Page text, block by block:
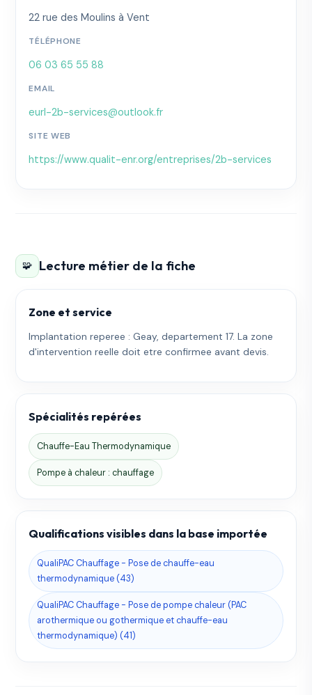
22 rue des Moulins à Vent
TÉLÉPHONE
06 03 65 55 88
EMAIL
eurl-2b-services@outlook.fr
SITE WEB
https://www.qualit-enr.org/entreprises/2b-services
🧩 Lecture métier de la fiche
Zone et service
Implantation reperee : Geay, departement 17. La zone
d'intervention reelle doit etre confirmee avant devis.
Spécialités repérées
Chauffe-Eau Thermodynamique
Pompe à chaleur : chauffage
Qualifications visibles dans la base importée
QualiPAC Chauffage - Pose de chauffe-eau
thermodynamique (43)
QualiPAC Chauffage - Pose de pompe chaleur (PAC
arothermique ou gothermique et chauffe-eau
thermodynamique) (41)